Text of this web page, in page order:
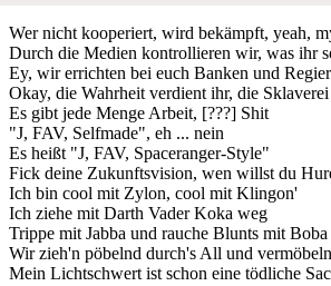
Wer nicht kooperiert, wird bekämpft, yeah,
Durch die Medien kontrollieren wir, was ihr
Ey, wir errichten bei euch Banken und
Okay, die Wahrheit verdient ihr, die
Es gibt jede Menge Arbeit, [???] Shit
"J, FAV, Selfmade", eh ... nein
Es heißt "J, FAV, Spaceranger-Style"
Fick deine Zukunftsvision, wen willst du
Ich bin cool mit Zylon, cool mit Klingon'
Ich ziehe mit Darth Vader Koka weg
Trippe mit Jabba und rauche Blunts mit Boba
Wir zieh'n pöbelnd durch's All und
Mein Lichtschwert ist schon eine tödliche